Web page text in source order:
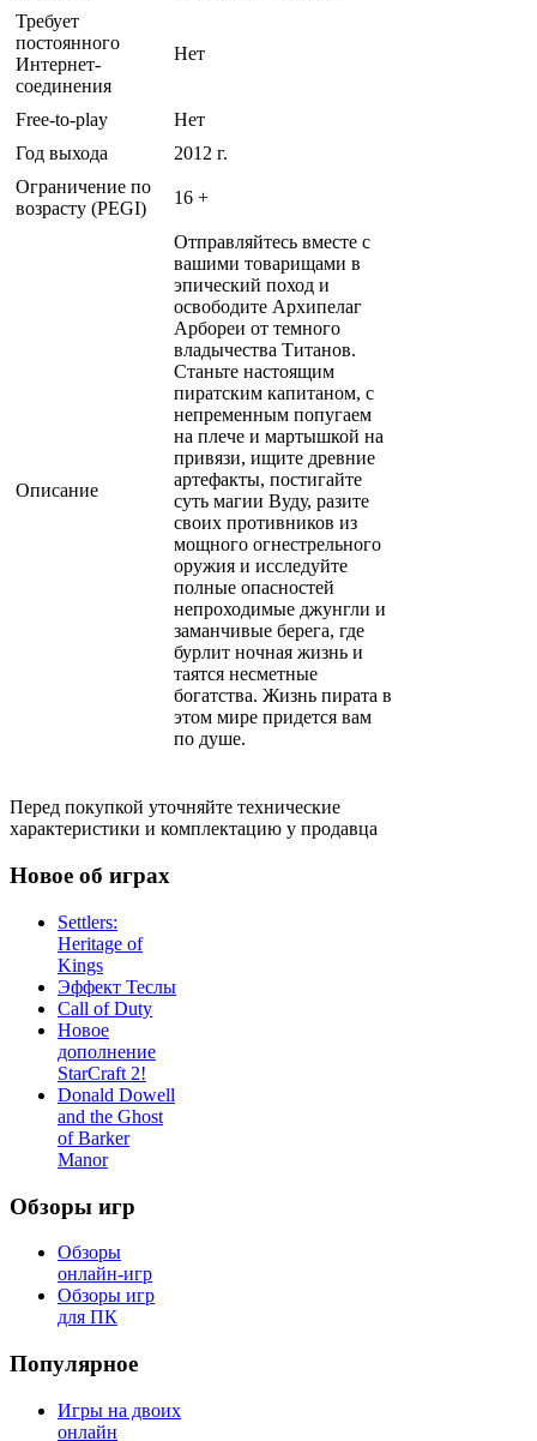
Требует
постоянного
Интернет-
соединения
Нет
Free-to-play
Нет
Год выхода
2012 г.
Ограничение по
возрасту (PEGI)
16 +
Описание
Отправляйтесь вместе с
вашими товарищами в
эпический поход и
освободите Архипелаг
Арбореи от темного
владычества Титанов.
Станьте настоящим
пиратским капитаном, с
непременным попугаем
на плече и мартышкой на
привязи, ищите древние
артефакты, постигайте
суть магии Вуду, разите
своих противников из
мощного огнестрельного
оружия и исследуйте
полные опасностей
непроходимые джунгли и
заманчивые берега, где
бурлит ночная жизнь и
таятся несметные
богатства. Жизнь пирата в
этом мире придется вам
по душе.
Перед покупкой уточняйте технические
характеристики и комплектацию у продавца
Новое об играх
Settlers:
Heritage of
Kings
Эффект Теслы
Call of Duty
Новое
дополнение
StarCraft 2!
Donald Dowell
and the Ghost
of Barker
Manor
Обзоры игр
Обзоры
онлайн-игр
Обзоры игр
для ПК
Популярное
Игры на двоих
онлайн